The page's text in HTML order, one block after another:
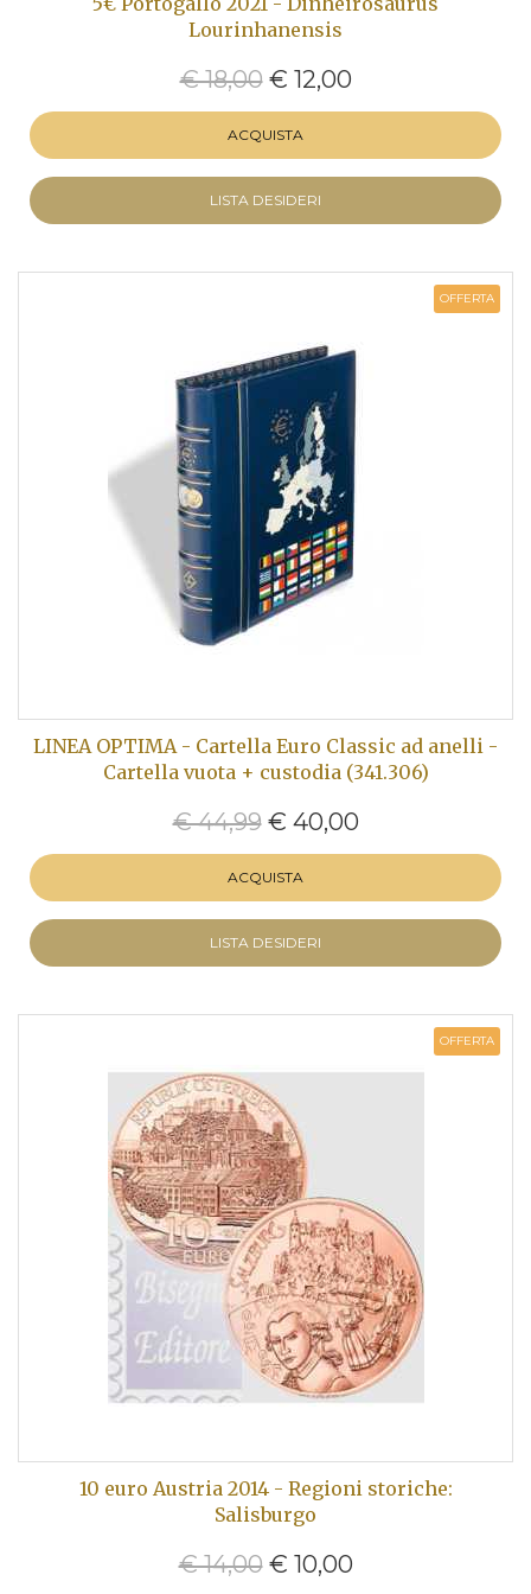
Lourinhanensis
€ 18,00€ 12,00
ACQUISTA
LISTA DESIDERI
OFFERTA
LINEA OPTIMA - Cartella Euro Classic ad anelli -
Cartella vuota + custodia (341.306)
€ 44,99€ 40,00
ACQUISTA
LISTA DESIDERI
OFFERTA
10 euro Austria 2014 - Regioni storiche:
Salisburgo
€ 14,00€ 10,00